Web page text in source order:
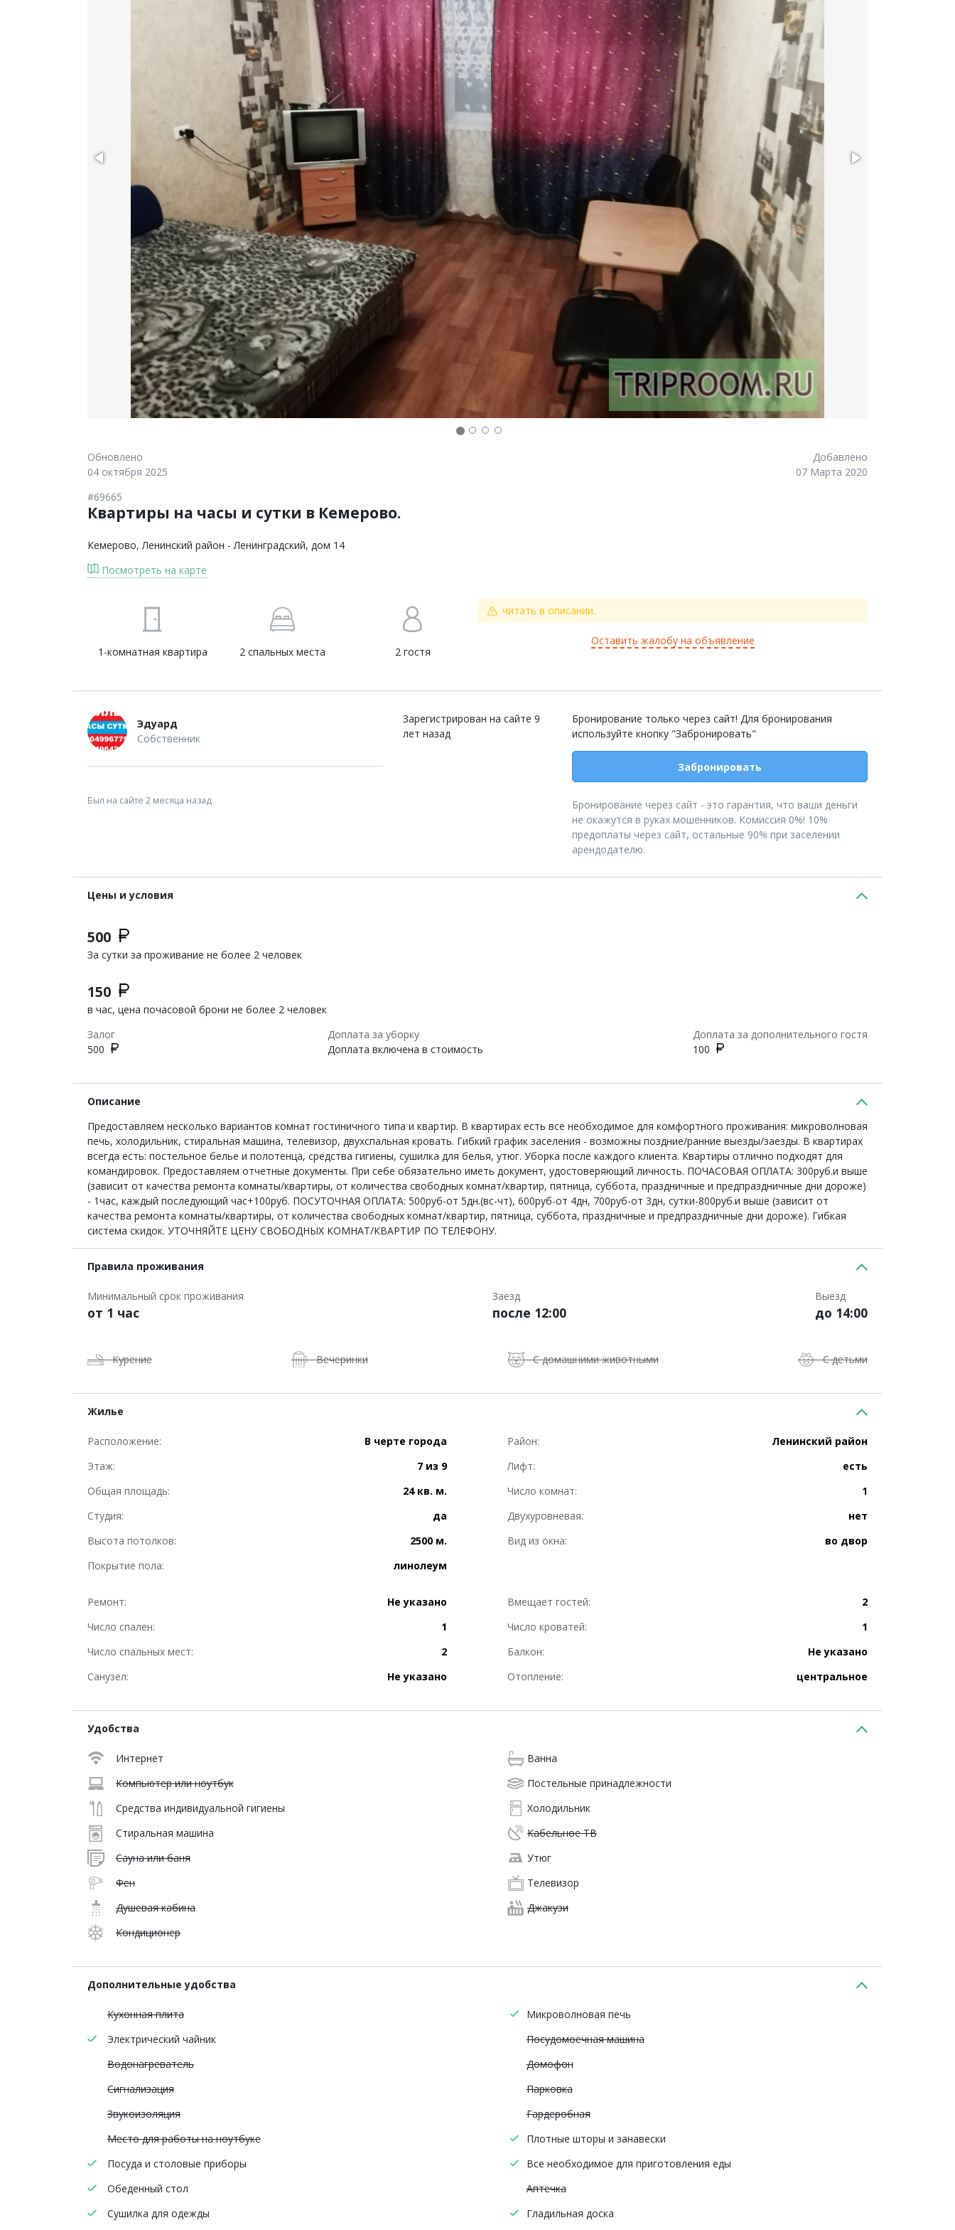
Обновлено
04 октября 2025
Добавлено
07 Марта 2020
Квартиры на часы и сутки в Кемерово.
#69665
Кемерово, Ленинский район - Ленинградский, дом 14
Посмотреть на карте
1-комнатная квартира 2 спальных места 2 гостя
читать в описании.
Оставить жалобу на объявление
Эдуард
Собственник
Был на сайте 2 месяца назад
Зарегистрирован на сайте 9
лет назад
Бронирование только через сайт! Для бронирования
используйте кнопку "Забронировать"
Забронировать
Бронирование через сайт - это гарантия, что ваши деньги
не окажутся в руках мошенников. Комиссия 0%! 10%
предоплаты через сайт, остальные 90% при заселении
арендодателю.
Цены и условия
500
За сутки за проживание не более 2 человек
150
в час, цена почасовой брони не более 2 человек
Залог
500
Доплата за уборку
Доплата включена в стоимость
Доплата за дополнительного гостя
100
Описание
Предоставляем несколько вариантов комнат гостиничного типа и квартир. В квартирах есть все необходимое для комфортного проживания: микроволновая
печь, холодильник, стиральная машина, телевизор, двухспальная кровать. Гибкий график заселения - возможны поздние/ранние выезды/заезды. В квартирах
всегда есть: постельное белье и полотенца, средства гигиены, сушилка для белья, утюг. Уборка после каждого клиента. Квартиры отлично подходят для
командировок. Предоставляем отчетные документы. При себе обязательно иметь документ, удостоверяющий личность. ПОЧАСОВАЯ ОПЛАТА: 300руб.и выше
(зависит от качества ремонта комнаты/квартиры, от количества свободных комнат/квартир, пятница, суббота, праздничные и предпраздничные дни дороже)
- 1час, каждый последующий час+100руб. ПОСУТОЧНАЯ ОПЛАТА: 500руб-от 5дн.(вс-чт), 600руб-от 4дн, 700руб-от 3дн, сутки-800руб.и выше (зависит от
качества ремонта комнаты/квартиры, от количества свободных комнат/квартир, пятница, суббота, праздничные и предпраздничные дни дороже). Гибкая
система скидок. УТОЧНЯЙТЕ ЦЕНУ СВОБОДНЫХ КОМНАТ/КВАРТИР ПО ТЕЛЕФОНУ.
Правила проживания
Минимальный срок проживания
от 1 час
Заезд
после 12:00
Выезд
до 14:00
Курение Вечеринки С домашними животными С детьми
Жилье
Расположение: В черте города Район:
Ленинский район
Этаж:
7 из 9 Лифт:
есть
Общая площадь:
24 кв. м. Число комнат:
1
Студия:
да Двухуровневая:
нет
Высота потолков:
2500 м. Вид из окна:
во двор
Покрытие пола:
линолеум
Ремонт: Не указано Вмещает гостей:
2
Число спален:
1 Число кроватей:
1
Число спальных мест:
2 Балкон:
Не указано
Санузел:
Не указано Отопление: центральное
Удобства
Интернет
Ванна
Компьютер или ноутбук
Постельные принадлежности
Средства индивидуальной гигиены
Холодильник
Стиральная машина
Кабельное ТВ
Сауна или баня
Утюг
Фен
Телевизор
Душевая кабина
Джакузи
Кондиционер
Дополнительные удобства
Кухонная плита
Микроволновая печь
Электрический чайник
Посудомоечная машина
Водонагреватель
Домофон
Сигнализация
Парковка
Звукоизоляция
Гардеробная
Место для работы на ноутбуке
Плотные шторы и занавески
Посуда и столовые приборы
Все необходимое для приготовления еды
Обеденный стол
Аптечка
Сушилка для одежды
Гладильная доска